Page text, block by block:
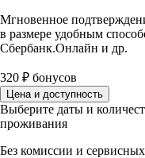
Мгновенное
в размере удобным
Сбербанк.Онлайн и др.
320 ₽ бонусов
Цена и доступность
Выберите даты и
проживания
Без комиссии и